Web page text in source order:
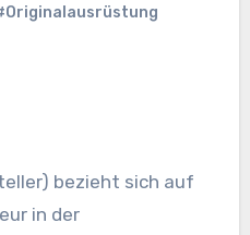
in der